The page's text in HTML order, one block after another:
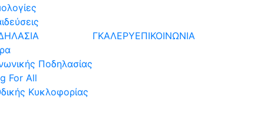
Ποδηλασίας
For All
Κυκλοφορίας
ΓΚΑΛΕΡΥΕΠΙΚΟΙΝΩΝΙΑ